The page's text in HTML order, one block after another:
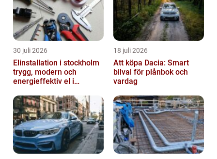
30 juli 2026
Elinstallation i stockholm
trygg, modern och
energieffektiv el i
18 juli 2026
Att köpa Dacia: Smart
bilval för plånbok och
vardag